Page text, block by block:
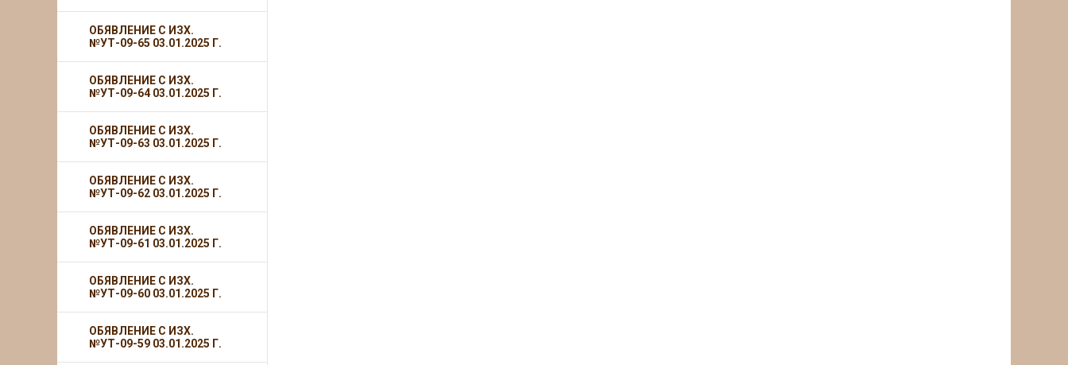
ОБЯВЛЕНИЕ С ИЗХ.
№УТ-09-65 03.01.2025 Г.
ОБЯВЛЕНИЕ С ИЗХ.
№УТ-09-64 03.01.2025 Г.
ОБЯВЛЕНИЕ С ИЗХ.
№УТ-09-63 03.01.2025 Г.
ОБЯВЛЕНИЕ С ИЗХ.
№УТ-09-62 03.01.2025 Г.
ОБЯВЛЕНИЕ С ИЗХ.
№УТ-09-61 03.01.2025 Г.
ОБЯВЛЕНИЕ С ИЗХ.
№УТ-09-60 03.01.2025 Г.
ОБЯВЛЕНИЕ С ИЗХ.
№УТ-09-59 03.01.2025 Г.